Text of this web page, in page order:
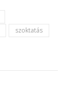
szoktatás